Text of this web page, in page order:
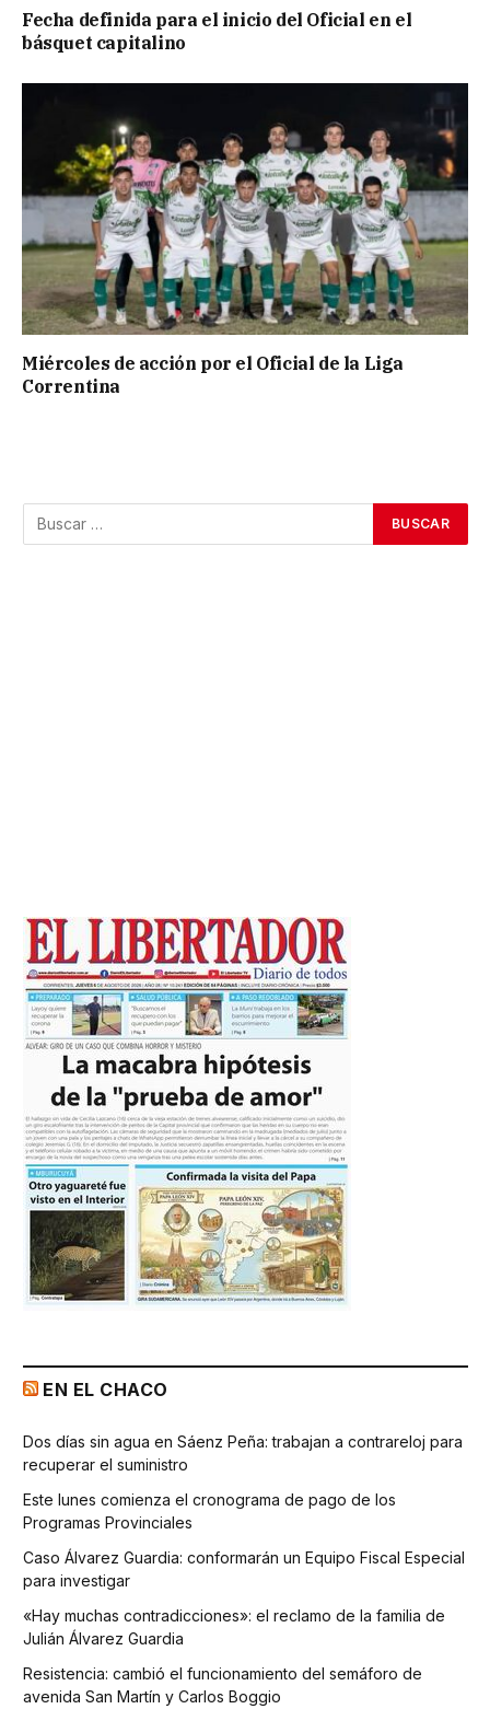
Fecha definida para el inicio del Oficial en el
básquet capitalino
Miércoles de acción por el Oficial de la Liga
Correntina
EN EL CHACO
Dos días sin agua en Sáenz Peña: trabajan a contrareloj para
recuperar el suministro
Este lunes comienza el cronograma de pago de los
Programas Provinciales
Caso Álvarez Guardia: conformarán un Equipo Fiscal Especial
para investigar
«Hay muchas contradicciones»: el reclamo de la familia de
Julián Álvarez Guardia
Resistencia: cambió el funcionamiento del semáforo de
avenida San Martín y Carlos Boggio